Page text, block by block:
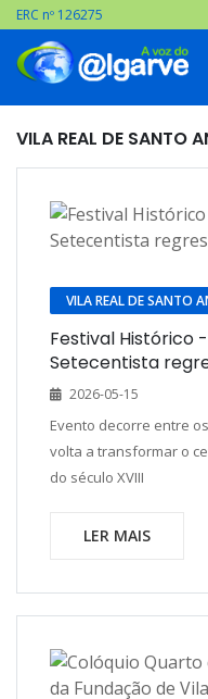
ERC nº 126275
VILA REAL DE SANTO
VILA REAL DE SANTO
Festival Histórico
Setecentista
2026-05-15
Evento decorre entre
volta a transformar o
do século XVIII
LER MAIS